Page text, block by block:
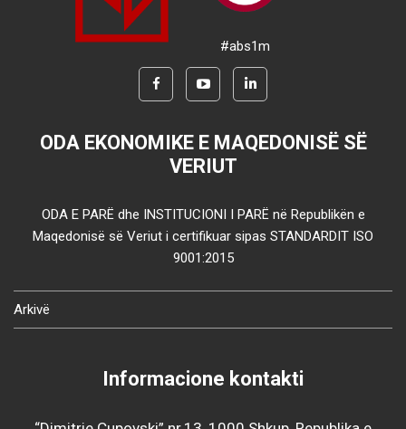
#abs1m
ODA EKONOMIKE E MAQEDONISË SË
VERIUT
ODA E PARË dhe INSTITUCIONI I PARË në Republikën e
Maqedonisë së Veriut i certifikuar sipas STANDARDIT ISO
9001:2015
Arkivë
Informacione kontakti